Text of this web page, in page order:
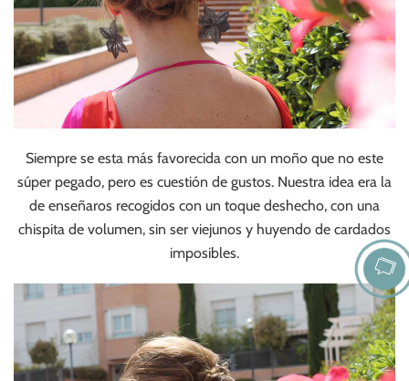
Siempre se esta más favorecida con un moño que no este
súper pegado, pero es cuestión de gustos. Nuestra idea era la
de enseñaros recogidos con un toque deshecho, con una
chispita de volumen, sin ser viejunos y huyendo de cardados
imposibles.